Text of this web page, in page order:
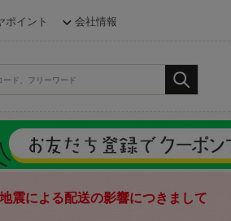
ポイント 会社情報
震による配送の影響につきまして